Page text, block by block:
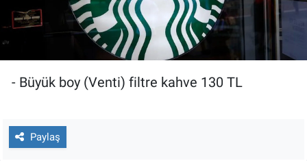
- Büyük boy (Venti) filtre kahve 130 TL
Paylaş